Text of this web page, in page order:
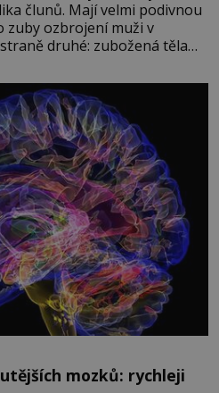
člunů. Mají velmi podivnou
zuby ozbrojení muži v
druhé: zubožená těla
Je jaro roku 1945, druhá
Jezero Stolpsee
mozků: rychleji